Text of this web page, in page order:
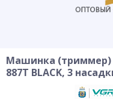
Машинка (триммер)
887T BLACK, 3